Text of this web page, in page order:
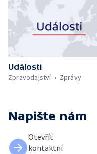
Události
Zpravodajství
Zprávy
Napište nám
Otevřít
kontaktní